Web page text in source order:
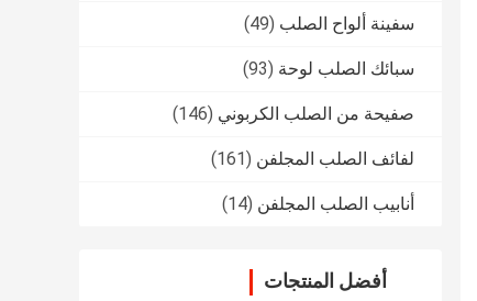
سفينة ألواح الصلب (49)
سبائك الصلب لوحة (93)
صفيحة من الصلب الكربوني (146)
لفائف الصلب المجلفن (161)
أنابيب الصلب المجلفن (14)
أفضل المنتجات